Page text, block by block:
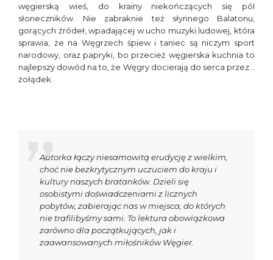
węgierską wieś, do krainy niekończących się pól
słoneczników. Nie zabraknie też słynnego Balatonu,
gorących źródeł, wpadającej w ucho muzyki ludowej, która
sprawia, że na Węgrzech śpiew i taniec są niczym sport
narodowy, oraz papryki, bo przecież węgierska kuchnia to
najlepszy dowód na to, że Węgry docierają do serca przez…
żołądek.
Autorka łączy niesamowitą erudycję z wielkim,
choć nie bezkrytycznym uczuciem do kraju i
kultury naszych bratanków. Dzieli się
osobistymi doświadczeniami z licznych
pobytów, zabierając nas w miejsca, do których
nie trafilibyśmy sami. To lektura obowiązkowa
zarówno dla początkujących, jak i
zaawansowanych miłośników Węgier.